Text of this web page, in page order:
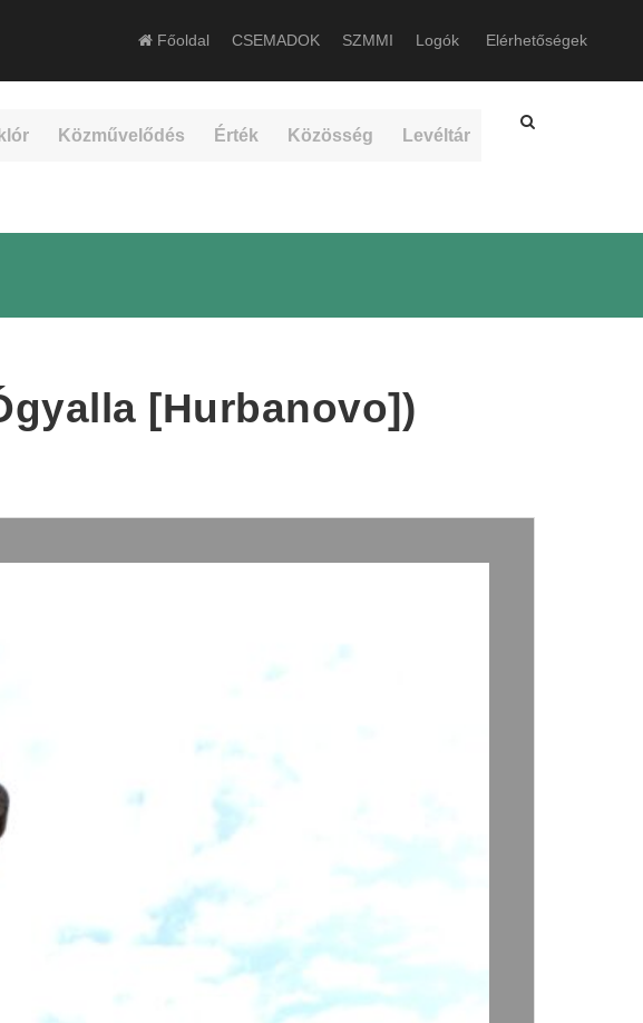
Főoldal CSEMADOK SZMMI Logók Elérhetőségek
Közművelődés Érték Közösség Levéltár
[Hurbanovo])